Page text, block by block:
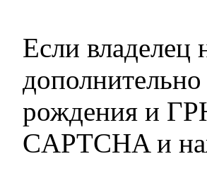
Если владелец
рождения и
CAPTCHA и